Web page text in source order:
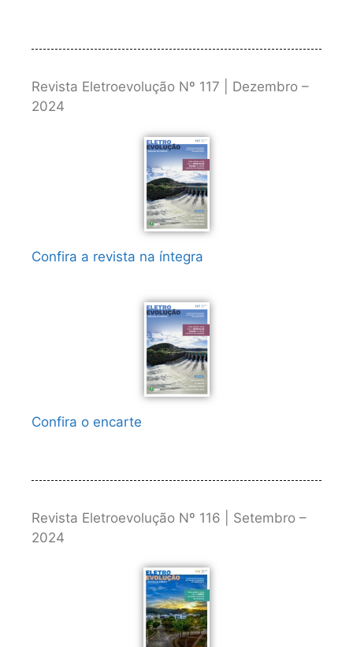
Revista Eletroevolução Nº 117 | Dezembro –
2024
Confira a revista na íntegra
Confira o encarte
Revista Eletroevolução Nº 116 | Setembro –
2024